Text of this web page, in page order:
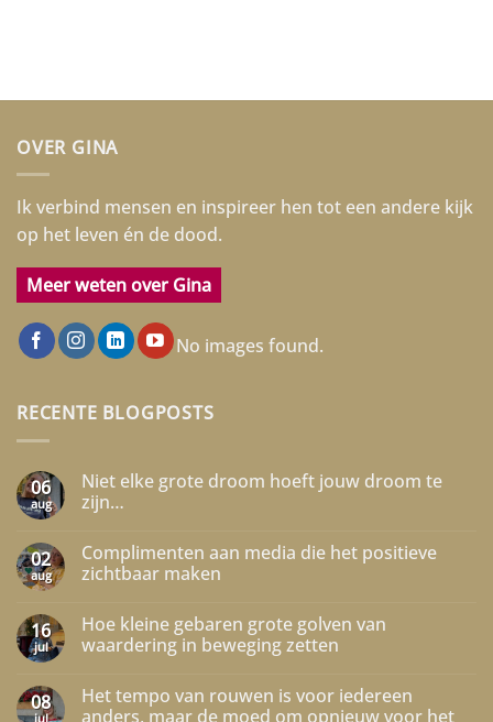
OVER GINA
Ik verbind mensen en inspireer hen tot een andere kijk
op het leven én de dood.
Meer weten over Gina
No images found.
RECENTE BLOGPOSTS
06
aug
Niet elke grote droom hoeft jouw droom te
zijn…
op
Niet
elke
hoeft
jouw
droom
02
aug
Complimenten aan media die het positieve
zichtbaar maken
op
Complimenten
aan
het
positieve
16
jul
Hoe kleine gebaren grote golven van
waardering in beweging zetten
op
Hoe
08
jul
Het tempo van rouwen is voor iedereen
anders, maar de moed om opnieuw voor het